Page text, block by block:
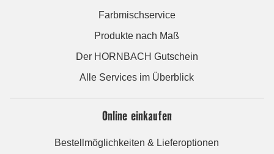
Farbmischservice
Produkte nach Maß
Der HORNBACH Gutschein
Alle Services im Überblick
Online einkaufen
Bestellmöglichkeiten & Lieferoptionen